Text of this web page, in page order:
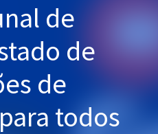
de
de
de
todos